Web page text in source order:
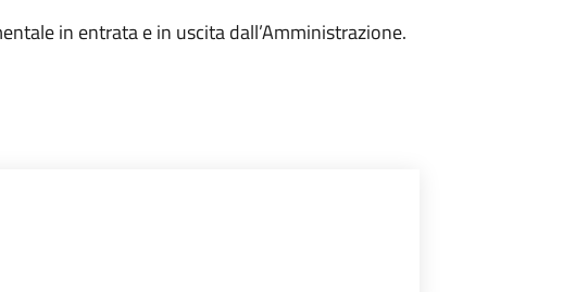
in entrata e in uscita dall’Amministrazione.